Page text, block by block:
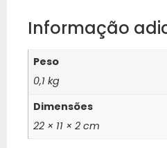
Informação
Peso
0,1 kg
Dimensões
22 × 11 × 2 cm